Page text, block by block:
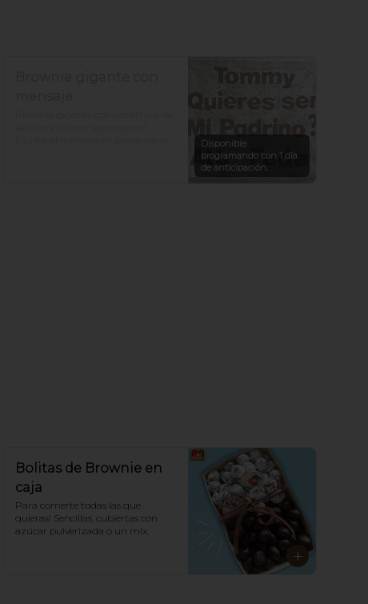
Disponible
programando con 1 día
de anticipación.
Bolitas de Brownie en
caja
Para comerte todas las que
quieras! Sencillas, cubiertas con
azúcar pulverizada o un mix.